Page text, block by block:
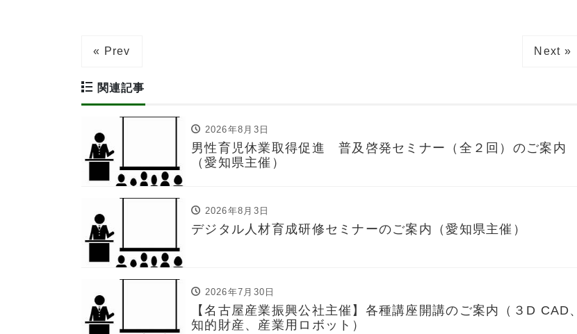
« Prev Next »
関連記事
2026年8月3日
男性育児休業取得促進 普及啓発セミナー（全２回）のご案内
（愛知県主催）
2026年8月3日
デジタル人材育成研修セミナーのご案内（愛知県主催）
2026年7月30日
【名古屋産業振興公社主催】各種講座開講のご案内（３D CAD、
知的財産、産業用ロボット）